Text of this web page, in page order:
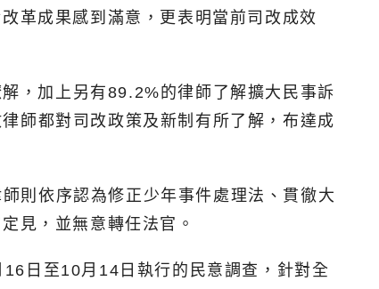
革成果感到滿意，更表明當前司改成效
，加上另有89.2%的律師了解擴大民事訴
師都對司改政策及新制有所了解，布達成
則依序認為修正少年事件處理法、貫徹大
見，並無意轉任法官。
日至10月14日執行的民意調查，針對全